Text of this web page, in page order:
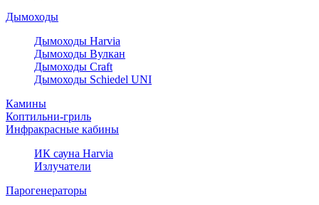
Дымоходы
Дымоходы Harvia
Дымоходы Вулкан
Дымоходы Craft
Дымоходы Schiedel UNI
Камины
Коптильни-гриль
Инфракрасные кабины
ИК сауна Harvia
Излучатели
Парогенераторы